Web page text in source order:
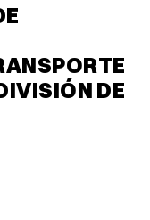
DE